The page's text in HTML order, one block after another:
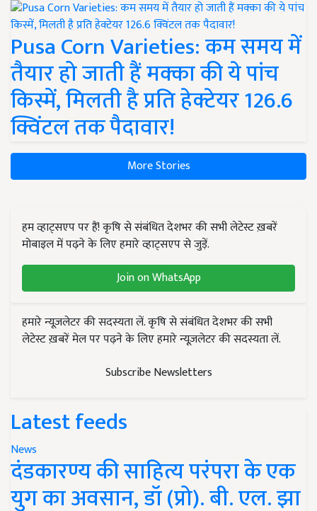
Pusa Corn Varieties: कम समय में
तैयार हो जाती हैं मक्का की ये पांच
किस्में, मिलती है प्रति हेक्टेयर 126.6
क्विंटल तक पैदावार!
More Stories
हम व्हाट्सएप पर हैं! कृषि से संबंधित देशभर की सभी लेटेस्ट ख़बरें
मोबाइल में पढ़ने के लिए हमारे व्हाट्सएप से जुड़ें.
Join on WhatsApp
हमारे न्यूज़लेटर की सदस्यता लें. कृषि से संबंधित देशभर की सभी
लेटेस्ट ख़बरें मेल पर पढ़ने के लिए हमारे न्यूज़लेटर की सदस्यता लें.
Subscribe Newsletters
Latest feeds
News
दंडकारण्य की साहित्य परंपरा के एक
युग का अवसान, डॉ (प्रो). बी. एल. झा